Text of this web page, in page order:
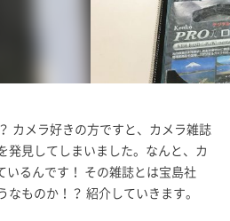
カメラ好きの方ですと、カメラ雑誌
発見してしまいました。なんと、カ
いるんです！ その雑誌とは宝島社
なものか！？ 紹介していきます。